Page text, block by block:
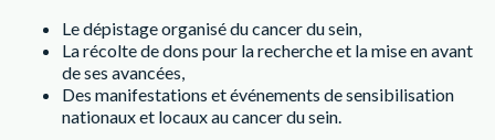
Le dépistage organisé du cancer du sein,
La récolte de dons pour la recherche et la mise en avant
de ses avancées,
Des manifestations et événements de sensibilisation
nationaux et locaux au cancer du sein.